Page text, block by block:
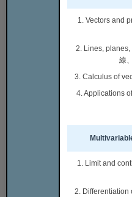
1. Vectors and
2. Lines,
線
3. Calculus of
4. Applications
1. Limit and
2. Differentiation